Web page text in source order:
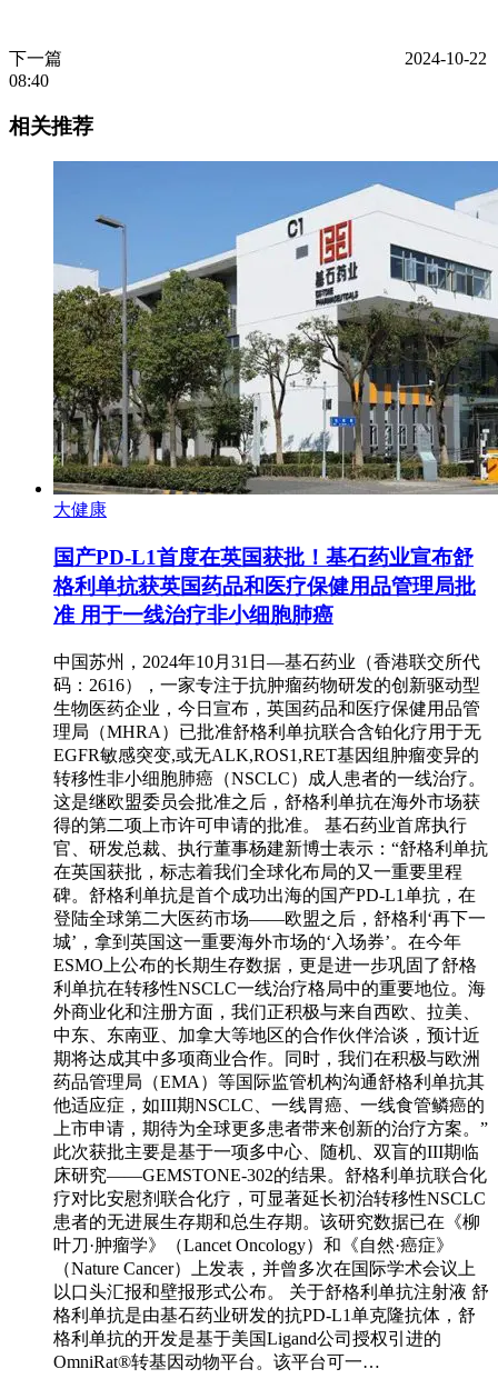
下一篇
2024-10-22
08:40
相关推荐
大健康
国产PD-L1首度在英国获批！基石药业宣布舒
格利单抗获英国药品和医疗保健用品管理局批
准 用于一线治疗非小细胞肺癌
中国苏州，2024年10月31日—基石药业（香港联交所代
码：2616），一家专注于抗肿瘤药物研发的创新驱动型
生物医药企业，今日宣布，英国药品和医疗保健用品管
理局（MHRA）已批准舒格利单抗联合含铂化疗用于无
EGFR敏感突变,或无ALK,ROS1,RET基因组肿瘤变异的
转移性非小细胞肺癌（NSCLC）成人患者的一线治疗。
这是继欧盟委员会批准之后，舒格利单抗在海外市场获
得的第二项上市许可申请的批准。 基石药业首席执行
官、研发总裁、执行董事杨建新博士表示：“舒格利单抗
在英国获批，标志着我们全球化布局的又一重要里程
碑。舒格利单抗是首个成功出海的国产PD-L1单抗，在
登陆全球第二大医药市场——欧盟之后，舒格利‘再下一
城’，拿到英国这一重要海外市场的‘入场券’。在今年
ESMO上公布的长期生存数据，更是进一步巩固了舒格
利单抗在转移性NSCLC一线治疗格局中的重要地位。海
外商业化和注册方面，我们正积极与来自西欧、拉美、
中东、东南亚、加拿大等地区的合作伙伴洽谈，预计近
期将达成其中多项商业合作。同时，我们在积极与欧洲
药品管理局（EMA）等国际监管机构沟通舒格利单抗其
他适应症，如III期NSCLC、一线胃癌、一线食管鳞癌的
上市申请，期待为全球更多患者带来创新的治疗方案。”
此次获批主要是基于一项多中心、随机、双盲的III期临
床研究——GEMSTONE-302的结果。舒格利单抗联合化
疗对比安慰剂联合化疗，可显著延长初治转移性NSCLC
患者的无进展生存期和总生存期。该研究数据已在《柳
叶刀·肿瘤学》（Lancet Oncology）和《自然·癌症》
（Nature Cancer）上发表，并曾多次在国际学术会议上
以口头汇报和壁报形式公布。 关于舒格利单抗注射液 舒
格利单抗是由基石药业研发的抗PD-L1单克隆抗体，舒
格利单抗的开发是基于美国Ligand公司授权引进的
OmniRat®转基因动物平台。该平台可一…